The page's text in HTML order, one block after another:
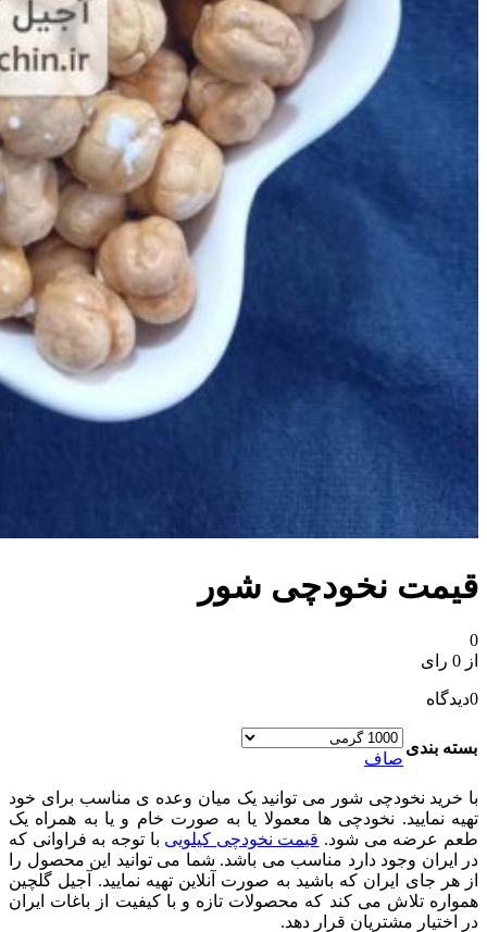
قیمت نخودچی شور
0
از 0 رای
0دیدگاه
بسته بندی
صاف
با خرید نخودچی شور می توانید یک میان وعده ی مناسب برای خود
تهیه نمایید. نخودچی ها معمولا یا به صورت خام و یا به همراه یک
طعم عرضه می شود. قیمت نخودچی کیلویی با توجه به فراوانی که
در ایران وجود دارد مناسب می باشد. شما می توانید این محصول را
از هر جای ایران که باشید به صورت آنلاین تهیه نمایید. آجیل گلچین
همواره تلاش می کند که محصولات تازه و با کیفیت از باغات ایران
در اختیار مشتریان قرار دهد.